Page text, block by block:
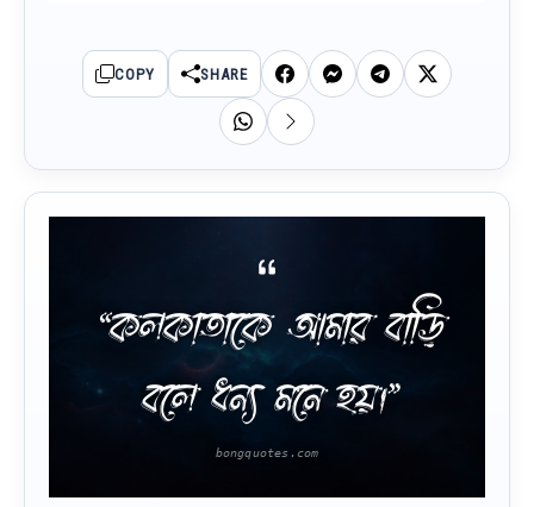
COPY SHARE
“কলকাতাকে আমার বাড়ি
বলে ধন্য মনে হয়।”